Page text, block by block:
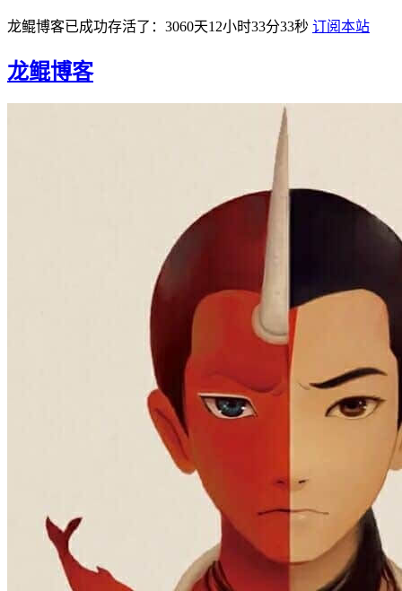
龙鲲博客已成功存活了：3060天12小时33分34秒 订阅本站
龙鲲博客